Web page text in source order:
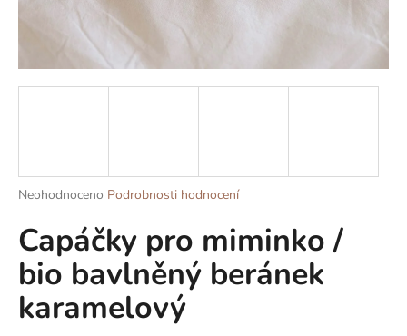
Průměrné
produktu
je
0,0
z
5
hvězdiček.
Neohodnoceno Podrobnosti hodnocení
Capáčky pro miminko /
bio bavlněný beránek
karamelový
a
í
t
D
o